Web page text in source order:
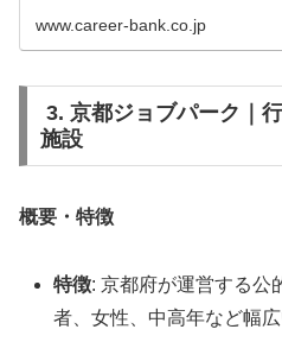
www.career-bank.co.jp
3. 京都ジョブパーク｜
施設
概要・特徴
特徴: 京都府が運営する公
者、女性、中高年など幅広